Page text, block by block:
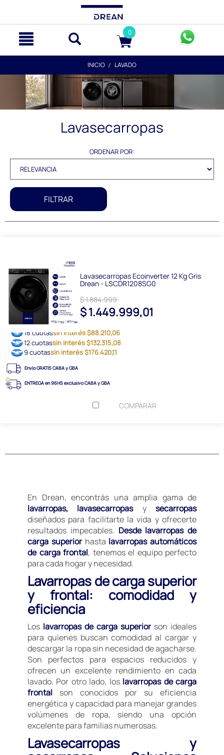
0
INICIO LAVADO
Lavasecarropas
ORDENAR POR:
FILTRAR
Lavasecarropas Ecoinverter 12 Kg Gris
Drean - LSCDR1208SG0
$ 1.884.999
$ 1.449.999,01
18 cuotassin interés $88.210,06
12 cuotassin interés $132.315,08
9 cuotassin interés $176.420,11
Envío GRATIS CABA y GBA
ENTREGA en 96HS exclusivo CABA y GBA
COMPARAR
En Drean, encontrás una amplia gama de
lavarropas, lavasecarropasysecarropas
diseñados para facilitarte la vida y ofrecerte
resultados impecables. Desde lavarropas de
carga superiorhasta lavarropas automáticos
de carga frontal, tenemos el equipo perfecto
para cada hogar y necesidad.
Lavarropas de carga superior
y frontal: comodidad y
eficiencia
Los lavarropas de carga superior son ideales
para quienes buscan comodidad al cargar y
descargar la ropa sin necesidad de agacharse.
Son perfectos para espacios reducidos y
ofrecen un excelente rendimiento en cada
lavado. Por otro lado, los lavarropas de carga
frontal son conocidos por su eficiencia
energética y capacidad para manejar grandes
volúmenes de ropa, siendo una opción
excelente para familias numerosas.
Lavasecarropas y